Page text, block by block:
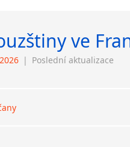
ve
| Poslední aktualizace